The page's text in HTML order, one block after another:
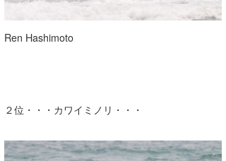
Ren Hashimoto
２位・・・カワイミノリ・・・